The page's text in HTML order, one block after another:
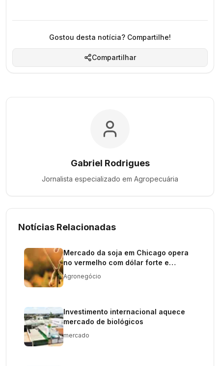
Gostou desta notícia? Compartilhe!
Compartilhar
Gabriel Rodrigues
Jornalista especializado em Agropecuária
Notícias Relacionadas
Mercado da soja em Chicago opera
no vermelho com dólar forte e
realização de lucros
Agronegócio
Investimento internacional aquece
mercado de biológicos
mercado